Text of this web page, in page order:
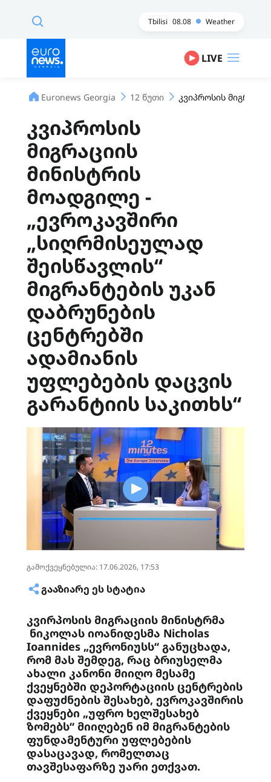
Tbilisi 08.08 Weather
LIVE
Euronews Georgia 12 წუთი კვიპროსის
კვიპროსის
მიგრაციის
მინისტრის
მოადგილე -
„ევროკავშირი
„სიღრმისეულად
შეისწავლის“
მიგრანტების უკან
დაბრუნების
ცენტრებში
ადამიანის
უფლებების დაცვის
გარანტიის საკითხს“
გამოქვეყნებულია: 17.06.2026, 17:53
ᲒᲐᲐᲖᲘᲐᲠᲔ ᲔᲡ ᲡᲢᲐᲢᲘᲐ
კვირპოსის მიგრაციის მინისტრმა
ნიკოლას იოანიდესმა Nicholas
Ioannides „ევრონიუსს“ განუცხადა,
რომ მას შემდეგ, რაც ბრიუსელმა
ახალი კანონი მიიღო მესამე
ქვეყნებში დეპორტაციის ცენტრების
დაფუძნების შესახებ, ევროკავშირის
ქვეყნები „უფრო ხელშესახებ
ზომებს“ მიიღებენ იმ მიგრანტების
ფუნდამენტური უფლებების
დასაცავად, რომელთაც
თავშესაფარზე უარი ეთქვათ.